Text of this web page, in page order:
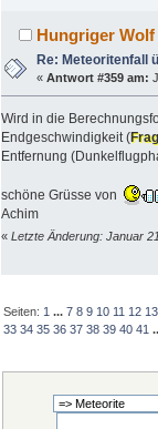
Hungriger Wolf
Re: Meteoritenfall
«Antwort #359 am:
Wird in die
Endgeschwindigkeit (
Entfernung
schöne Grüsse von
Achim
« Letzte Änderung: Januar
Seiten:1 ...7 8 9 10 11 12 13
33 34 35 36 37 38 39 40 41